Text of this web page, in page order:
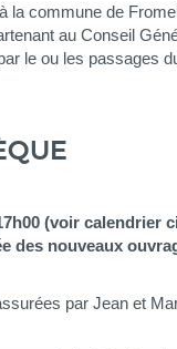
la commune de
au Conseil
le ou les passages
(voir calendrier
des nouveaux
par Jean et